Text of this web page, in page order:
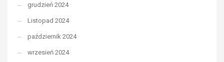
grudzień 2024
Listopad 2024
październik 2024
wrzesień 2024